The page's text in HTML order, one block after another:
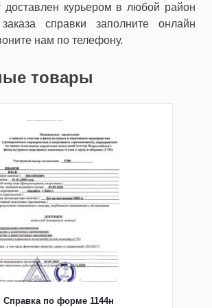
доставлен курьером в любой район
справки заполните онлайн
нам по телефону.
товары
Справка по форме 1144н